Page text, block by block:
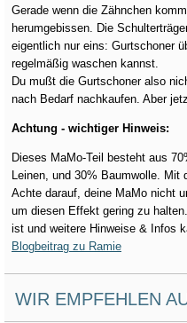
Gerade wenn die Zähnchen
herumgebissen. Die
eigentlich nur eins: Gurtschoner
regelmäßig waschen kannst.
Du mußt die Gurtschoner also
nach Bedarf nachkaufen. Aber
Achtung - wichtiger Hinweis:
Dieses MaMo-Teil besteht aus
Leinen, und 30% Baumwolle. Mit
Achte darauf, deine MaMo nicht
um diesen Effekt gering zu
ist und weitere Hinweise & Infos
Blogbeitrag zu Ramie
WIR EMPFEHLEN